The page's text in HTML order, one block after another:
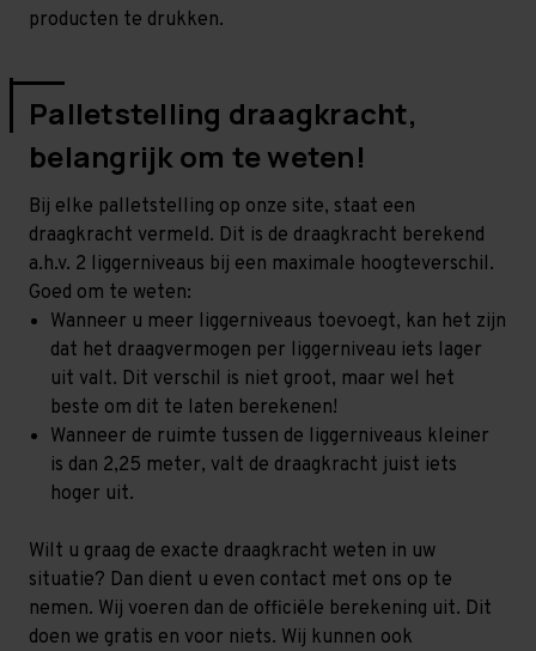
producten te drukken.
Palletstelling draagkracht,
belangrijk om te weten!
Bij elke palletstelling op onze site, staat een
draagkracht vermeld. Dit is de draagkracht berekend
a.h.v. 2 liggerniveaus bij een maximale hoogteverschil.
Goed om te weten:
Wanneer u meer liggerniveaus toevoegt, kan het zijn
dat het draagvermogen per liggerniveau iets lager
uit valt. Dit verschil is niet groot, maar wel het
beste om dit te laten berekenen!
Wanneer de ruimte tussen de liggerniveaus kleiner
is dan 2,25 meter, valt de draagkracht juist iets
hoger uit.
Wilt u graag de exacte draagkracht weten in uw
situatie? Dan dient u even contact met ons op te
nemen. Wij voeren dan de officiële berekening uit. Dit
doen we gratis en voor niets. Wij kunnen ook